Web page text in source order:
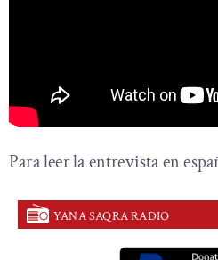
Para leer la entrevista en
YANA SAQRA RADIO